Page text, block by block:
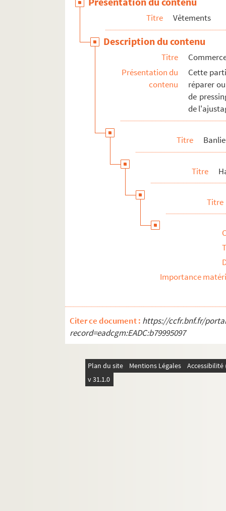
Titre Vêtements
Description du contenu
Titre
Présentation du
contenu
Cette
réparer
de
de
Titre
Titre
Titre
Importance
Citer ce document : https://ccfr.bnf.fr/
record=eadcgm:EADC:b79995097
Plan du site Mentions Légales
v 31.1.0